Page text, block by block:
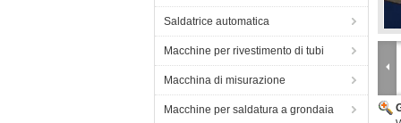
Saldatrice automatica
Macchine per rivestimento di tubi
Macchina di misurazione
Macchine per saldatura a grondaia